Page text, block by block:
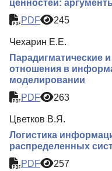
ценностей:
PDF
245
Чехарин Е.Е.
Парадигматические
отношения в
моделировании
PDF
263
Цветков В.Я.
Логистика
распределенных
PDF
257